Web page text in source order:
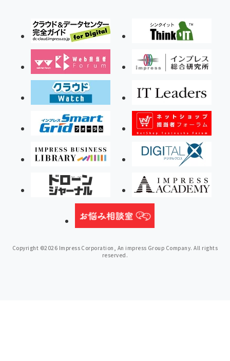
Copyright ©2026 Impress Corporation, An impress Group Company. All rights
reserved.